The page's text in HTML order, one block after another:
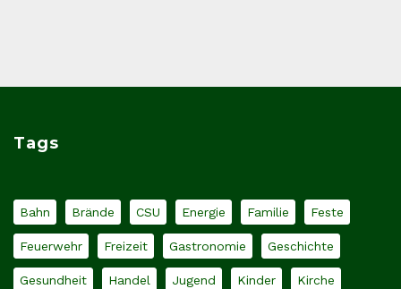
Tags
Bahn Brände CSU Energie Familie Feste
Feuerwehr Freizeit Gastronomie Geschichte
Gesundheit Handel Jugend Kinder Kirche